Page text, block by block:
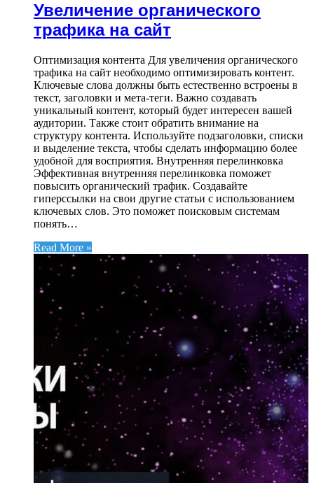
Увеличение органического
трафика на сайт
Оптимизация контента Для увеличения органического
трафика на сайт необходимо оптимизировать контент.
Ключевые слова должны быть естественно встроены в
текст, заголовки и мета-теги. Важно создавать
уникальный контент, который будет интересен вашей
аудитории. Также стоит обратить внимание на
структуру контента. Используйте подзаголовки, списки
и выделение текста, чтобы сделать информацию более
удобной для восприятия. Внутренняя перелинковка
Эффективная внутренняя перелинковка поможет
повысить органический трафик. Создавайте
гиперссылки на свои другие статьи с использованием
ключевых слов. Это поможет поисковым системам
понять…
Read More »